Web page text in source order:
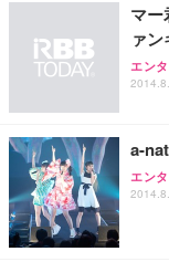
務用
ッシ
ス圧
【
グモ
アイ
ュラ
マ
ァ
エン
a-
エン